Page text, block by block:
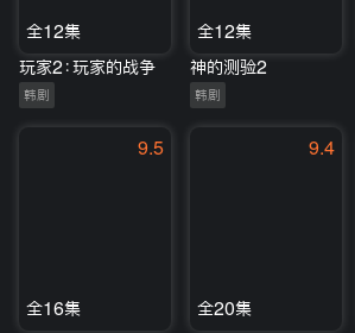
全12集
玩家2：玩家的战争
韩剧
全12集
神的测验2
韩剧
9.5
全16集
9.4
全20集